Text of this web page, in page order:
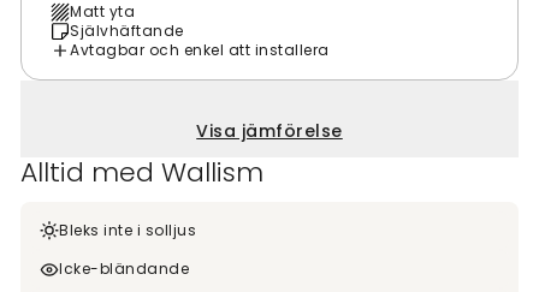
Matt yta
Självhäftande
Avtagbar och enkel att installera
Visa jämförelse
Alltid med Wallism
Bleks inte i solljus
Icke-bländande